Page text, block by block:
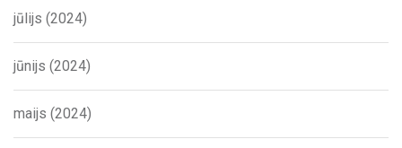
jūlijs (2024)
jūnijs (2024)
maijs (2024)